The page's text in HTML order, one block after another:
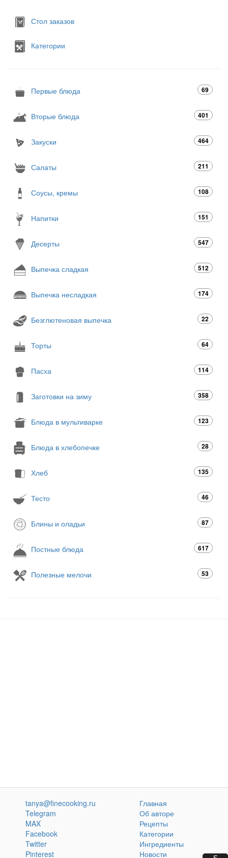
Стол заказов
Категории
Первые блюда 69
Вторые блюда 401
Закуски 464
Салаты 211
Соусы, кремы 108
Напитки 151
Десерты 547
Выпечка сладкая 512
Выпечка несладкая 174
Безглютеновая выпечка 22
Торты 64
Пасха 114
Заготовки на зиму 358
Блюда в мультиварке 123
Блюда в хлебопечке 28
Хлеб 135
Тесто 46
Блины и оладьи 87
Постные блюда 617
Полезные мелочи 53
tanya@finecooking.ru
Telegram
MAX
Facebook
Twitter
Pinterest
Главная
Об авторе
Рецепты
Категории
Ингредиенты
Новости